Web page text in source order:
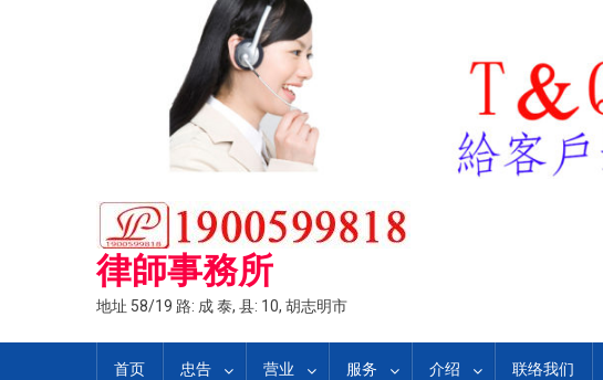
律師事務所
地址 58/19 路: 成 泰, 县: 10, 胡志明市
首页 忠告 营业 服务 介绍 联络我们